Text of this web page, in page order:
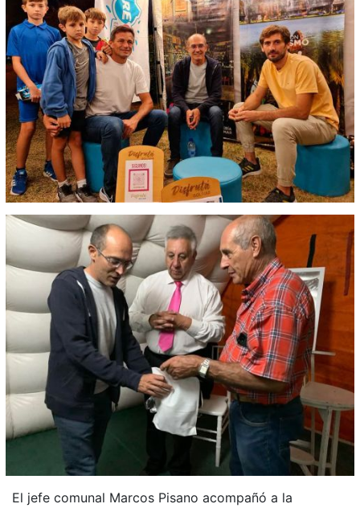
El jefe comunal Marcos Pisano acompañó a la